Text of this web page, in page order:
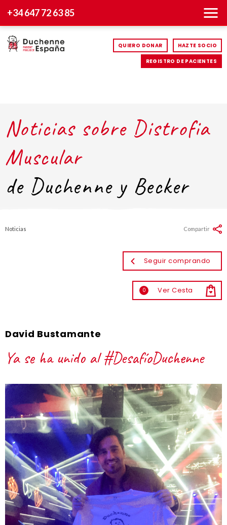
+34 647 72 63 85
QUIERO DONAR HAZTE SOCIO
REGISTRO DE PACIENTES
Noticias sobre Distrofia
Muscular
de Duchenne y Becker
Noticias
Seguir comprando
0 Ver Cesta
Compartir
David Bustamante
Ya se ha unido al #DesafíoDuchenne